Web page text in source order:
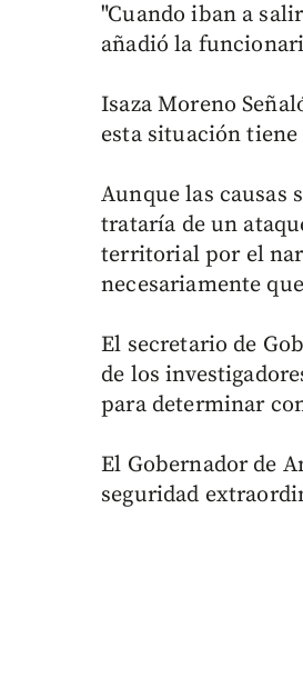
"Cuando iban a
añadió la
Isaza Moreno
esta situación
Aunque las causas
trataría de un
territorial por el
necesariamente
El secretario de
de los
para determinar
El Gobernador de
seguridad